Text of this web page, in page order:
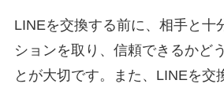
LINEを交換する前に、相手と十
ションを取り、信頼できるかど
とが大切です。また、LINEを交